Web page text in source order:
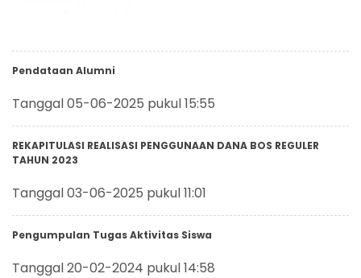
Pendataan Alumni
Tanggal 05-06-2025 pukul 15:55
REKAPITULASI REALISASI PENGGUNAAN DANA BOS REGULER
TAHUN 2023
Tanggal 03-06-2025 pukul 11:01
Pengumpulan Tugas Aktivitas Siswa
Tanggal 20-02-2024 pukul 14:58